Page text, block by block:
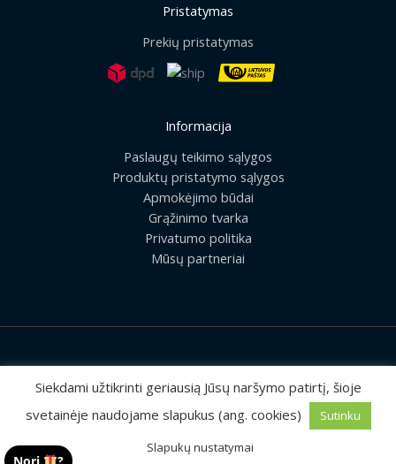
Pristatymas
Prekių pristatymas
Informacija
Paslaugų teikimo sąlygos
Produktų pristatymo sąlygos
Apmokėjimo būdai
Grąžinimo tvarka
Privatumo politika
Mūsų partneriai
2026 © Visos teisės saugomos | UAB „Rilis“
Sprendimas:MEDIAERN
Siekdami užtikrinti geriausią Jūsų naršymo patirtį, šioje
svetainėje naudojame slapukus (ang. cookies)
Sutinku
Slapukų nustatymai